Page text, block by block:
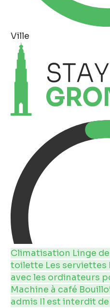
Ville
Climatisation Linge
toilette Les serviettes
avec les ordinateurs
Machine à café
admis Il est interdit